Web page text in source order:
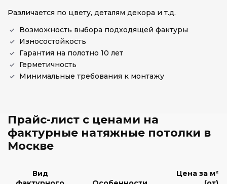
Различается по цвету, деталям декора и т.д.
Возможность выбора подходящей фактуры
Износостойкость
Гарантия на полотно 10 лет
Герметичность
Минимальные требования к монтажу
Прайс-лист с ценами на
фактурные натяжные потолки в
Москве
Вид
Цена за м²